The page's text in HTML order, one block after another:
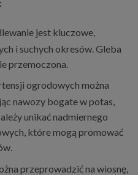
jest kluczowe,
i suchych okresów. Gleba
przemoczona.
ogrodowych można
nawozy bogate w potas,
unikać nadmiernego
które mogą promować
przeprowadzić na wiosnę,